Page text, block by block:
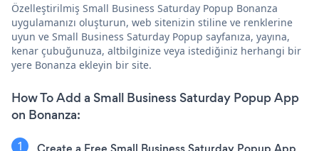
Özelleştirilmiş Small Business Saturday Popup Bonanza
uygulamanızı oluşturun, web sitenizin stiline ve renklerine
uyun ve Small Business Saturday Popup sayfanıza, yayına,
kenar çubuğunuza, altbilginize veya istediğiniz herhangi bir
yere Bonanza ekleyin bir site.
How To Add a Small Business Saturday Popup App
on Bonanza: